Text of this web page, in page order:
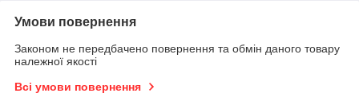
Умови повернення
Законом не передбачено повернення та обмін даного товару
належної якості
Всі умови повернення